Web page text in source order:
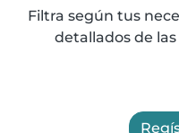
Filtra según tus
detallados de